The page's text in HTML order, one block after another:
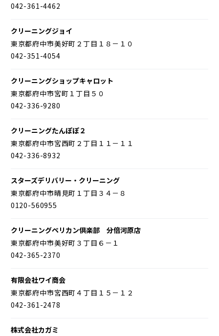
042-361-4462
クリーニングジョイ
東京都府中市美好町２丁目１８－１０
042-351-4054
クリーニングショップキャロット
東京都府中市宮町１丁目５０
042-336-9280
クリーニングたんぽぽ２
東京都府中市宮西町２丁目１１－１１
042-336-8932
スターズデリバリー・クリーニング
東京都府中市晴見町１丁目３４－８
0120-560955
クリーニングペリカン倶楽部 分倍河原店
東京都府中市美好町３丁目６－１
042-365-2370
有限会社ワイ商会
東京都府中市宮西町４丁目１５－１２
042-361-2478
株式会社カガミ